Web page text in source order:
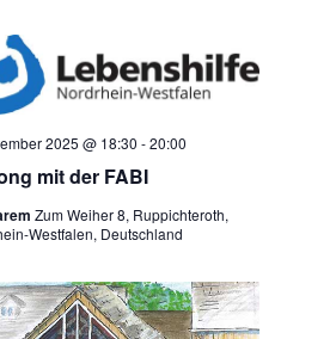
mit der FABI
2025 @ 18:30 -20:00
Zum Weiher 8, Ruppichteroth,
Westfalen, Deutschland